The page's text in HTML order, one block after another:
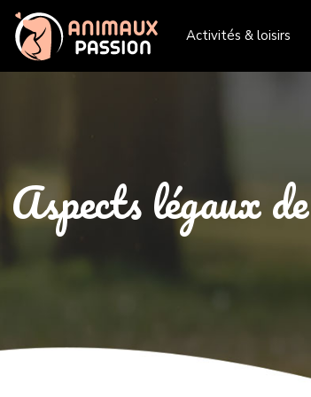
Activités & loisirs
Aspects légaux